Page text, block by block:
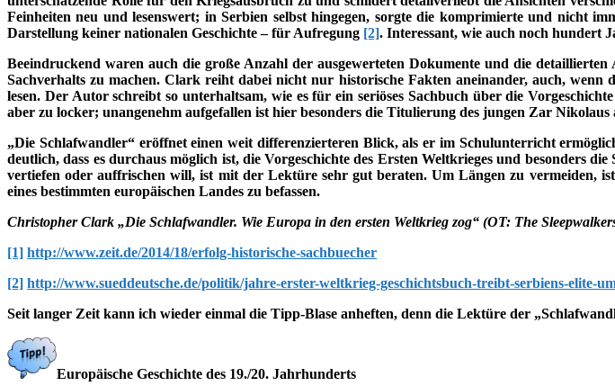
Feinheiten neu und lesenswert; in Serbien selbst hingegen, sorgte die komprimierte und nicht
Darstellung keiner nationalen Geschichte – für Aufregung [2]. Interessant, wie auch noch hundert
Beeindruckend waren auch die große Anzahl der ausgewerteten Dokumente und die
Sachverhalts zu machen. Clark reiht dabei nicht nur historische Fakten aneinander, auch, wenn
lesen. Der Autor schreibt so unterhaltsam, wie es für ein seriöses Sachbuch über die
aber zu locker; unangenehm aufgefallen ist hier besonders die Titulierung des jungen Zar Nikolaus
„Die Schlafwandler“ eröffnet einen weit differenzierteren Blick, als er im Schulunterricht
deutlich, dass es durchaus möglich ist, die Vorgeschichte des Ersten Weltkrieges und besonders
vertiefen oder auffrischen will, ist mit der Lektüre sehr gut beraten. Um Längen zu vermeiden,
eines bestimmten europäischen Landes zu befassen.
Christopher Clark „Die Schlafwandler. Wie Europa in den ersten Weltkrieg zog“ (OT: The
[1] http://www.zeit.de/2014/18/erfolg-historische-sachbuecher
[2] http://www.sueddeutsche.de/politik/jahre-erster-weltkrieg-geschichtsbuch-treibt-serbiens-elite-
Seit langer Zeit kann ich wieder einmal die Tipp-Blase anheften, denn die Lektüre der
Europäische Geschichte des 19./20. Jahrhunderts